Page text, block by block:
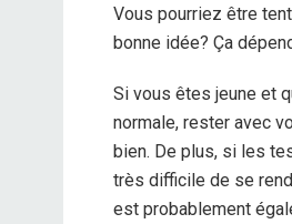
Vous pourriez être
bonne idée? Ça
Si vous êtes jeune et
normale, rester avec
bien. De plus, si les
très difficile de se
est probablement